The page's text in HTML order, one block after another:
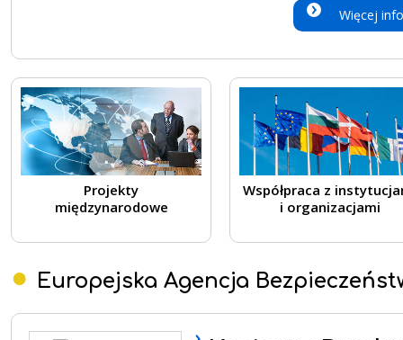
Więcej
Projekty
międzynarodowe
Współpraca z
i organizacjami
Europejska Agencja